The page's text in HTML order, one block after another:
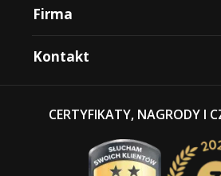
Firma
Kontakt
CERTYFIKATY, NAGRODY I